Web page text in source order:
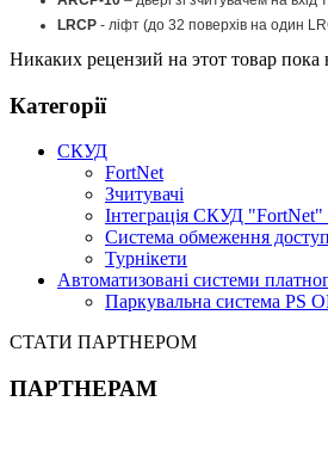
LRCP - ліфт (до 32 поверхів на один
Никаких рецензий на этот товар пока
Категорії
СКУД
FortNet
Зчитувачі
Інтеграція СКУД
Система обмеження
Турнікети
Автоматизовані системи
Паркувальна система PS
СТАТИ ПАРТНЕРОМ
ПАРТНЕРАМ